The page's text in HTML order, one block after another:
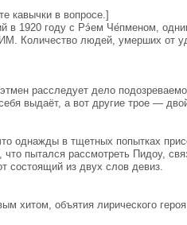
кавычки в вопросе.]
1920 году с Рэ́ем Че́пменом,
Количество людей, умерших от
расследует дело
выдаёт, а вот другие трое —
однажды в тщетных попытках
что пытался рассмотреть Пидоу,
состоящий из двух слов девиз.
хитом, объятия лирического